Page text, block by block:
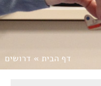
דף הבית » דרושים